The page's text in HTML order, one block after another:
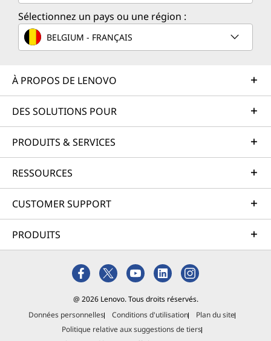
Sélectionnez un pays ou une région :
BELGIUM - FRANÇAIS
À PROPOS DE LENOVO
DES SOLUTIONS POUR
PRODUITS & SERVICES
RESSOURCES
CUSTOMER SUPPORT
PRODUITS
@ 2026 Lenovo. Tous droits réservés.
Données personnelles
Conditions d'utilisation
Plan du site
Politique relative aux suggestions de tiers